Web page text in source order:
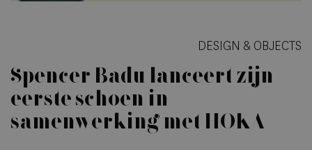
DESIGN & OBJECTS
Spencer Badu lanceert zijn
eerste schoen in
samenwerking met HOKA